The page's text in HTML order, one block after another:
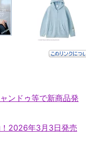
ンドゥ等で新商品発
2026年3月3日発売